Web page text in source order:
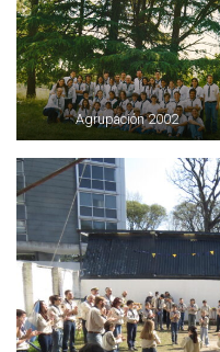
Agrupación 2002